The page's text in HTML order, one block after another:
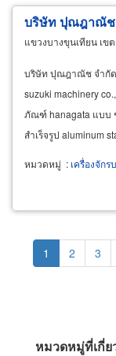
บริษัท ปุณฎาณัช
แขวงบางขุนเทียน เข
บริษัท ปุณฎาณัช จำกัด
suzuki machinery
ภัณฑ์ hanagata แบบ
สำเร็จรูป aluminum
หมวดหมู่ : เครื่องจักร
Pagination
Current
page
1 Page
2 Page
3
หมวดหมู่ที่เกี่ย